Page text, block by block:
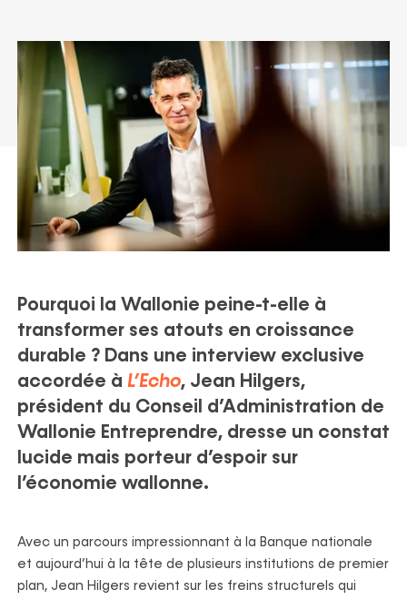
actualités
publications
Pourquoi la Wallonie peine-t-elle à
transformer ses atouts en croissance
durable ? Dans une interview exclusive
accordée à L’Echo, Jean Hilgers,
président du Conseil d’Administration de
Wallonie Entreprendre, dresse un constat
lucide mais porteur d’espoir sur
l’économie wallonne.
Avec un parcours impressionnant à la Banque nationale
et aujourd’hui à la tête de plusieurs institutions de premier
plan, Jean Hilgers revient sur les freins structurels qui